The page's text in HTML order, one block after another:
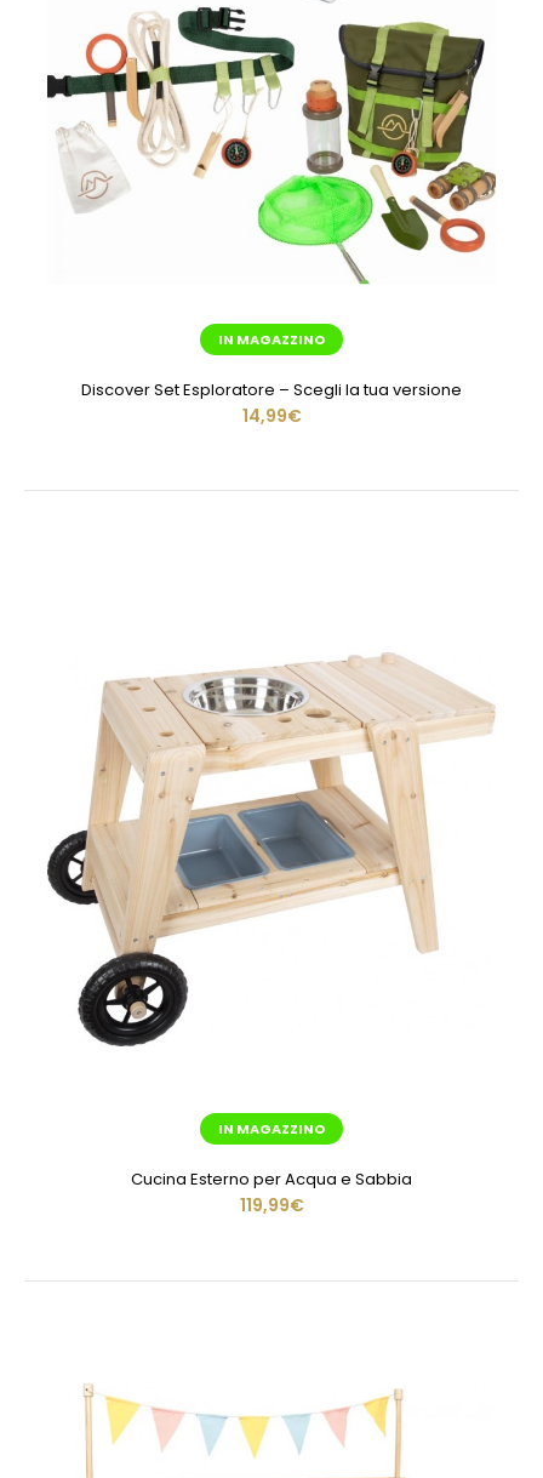
IN MAGAZZINO
Discover Set Esploratore – Scegli la tua versione
14,99€
IN MAGAZZINO
Cucina Esterno per Acqua e Sabbia
119,99€